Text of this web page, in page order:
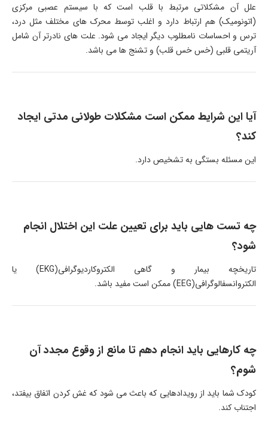
علل آن مشکلاتی مرتبط با قلب است که با سیستم عصبی مرکزی
(اتونومیک) هم ارتباط دارد و اغلب توسط محرک های مختلف مثل درد،
ترس و احساسات نامطلوب دیگر ایجاد می شود. علت های نادرتر آن شامل
آریتمی قلبی (خس خس قلب) و تشنج ها می باشد.
آیا این شرایط ممکن است مشکلات طولانی مدتی ایجاد
کند؟
این مسئله بستگی به تشخیص دارد.
چه تست هایی باید برای تعیین علت این اختلال انجام
شود؟
تاریخچه بیمار و گاهی الکتروکاردیوگرافی(EKG) یا
الکتروانسفالوگرافی(EEG) ممکن است مفید باشد.
چه کارهایی باید انجام دهم تا مانع از وقوع مجدد آن
شوم؟
کودک شما باید از رویدادهایی که باعث می شود که غش کردن اتفاق بیفتد،
اجتناب کند.